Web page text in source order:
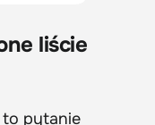
liście
to pytanie